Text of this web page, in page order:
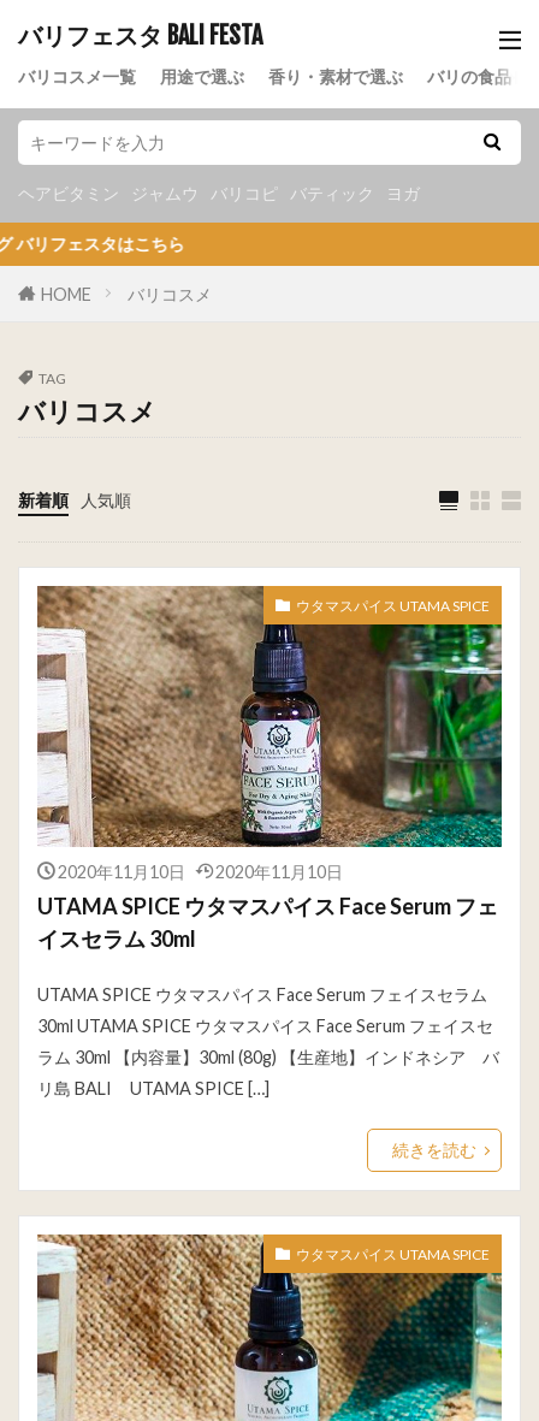
バリフェスタ BALI FESTA
バリコスメ一覧 用途で選ぶ 香り・素材で選ぶ バリの食品
ヘアビタミン ジャムウ バリコピ バティック ヨガ
こちら
HOME バリコスメ
TAG
バリコスメ
新着順 人気順
ウタマスパイス UTAMA SPICE
2020年11月10日 2020年11月10日
UTAMA SPICE ウタマスパイス Face Serum フェ
イスセラム 30ml
UTAMA SPICE ウタマスパイス Face Serum フェイスセラム
30ml UTAMA SPICE ウタマスパイス Face Serum フェイスセ
ラム 30ml 【内容量】30ml (80g) 【生産地】インドネシア バ
リ島 BALI UTAMA SPICE […]
続きを読む
ウタマスパイス UTAMA SPICE